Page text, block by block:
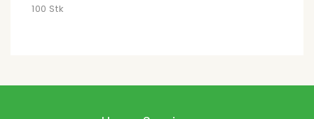
100 Stk